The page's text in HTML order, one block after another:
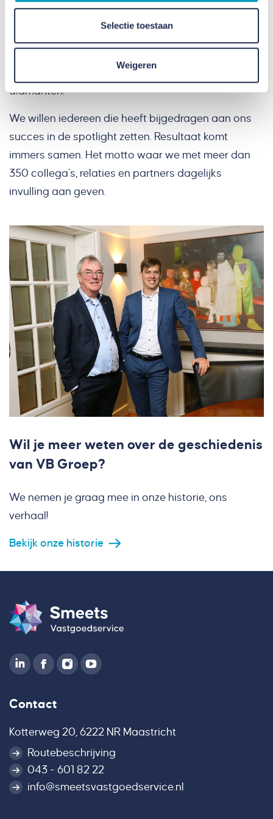
Selectie toestaan
Weigeren
opdrachtgevers, partners en oud collega’s. Onze
diamanten!
We willen iedereen die heeft bijgedragen aan ons
succes in de spotlight zetten. Resultaat komt
immers samen. Het motto waar we met meer dan
350 collega’s, relaties en partners dagelijks
invulling aan geven.
Wil je meer weten over de geschiedenis
van VB Groep?
We nemen je graag mee in onze historie, ons
verhaal!
Bekijk onze historie
Contact
Kotterweg 20, 6222 NR Maastricht
Routebeschrijving
043 - 601 82 22
info@smeetsvastgoedservice.nl